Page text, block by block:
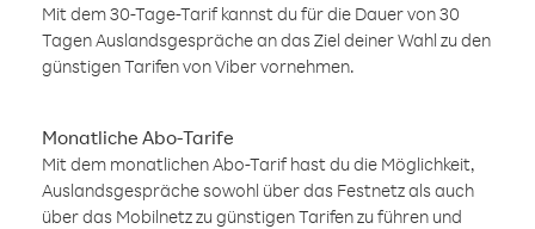
Mit dem 30-Tage-Tarif kannst du für die Dauer von 30
Tagen Auslandsgespräche an das Ziel deiner Wahl zu den
günstigen Tarifen von Viber vornehmen.
Monatliche Abo-Tarife
Mit dem monatlichen Abo-Tarif hast du die Möglichkeit,
Auslandsgespräche sowohl über das Festnetz als auch
über das Mobilnetz zu günstigen Tarifen zu führen und